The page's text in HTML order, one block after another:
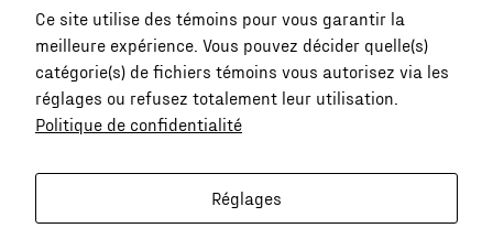
communication@monteregie-
Ce site utilise des témoins pour vous garantir la
meilleure expérience. Vous pouvez décider quelle(s)
catégorie(s) de fichiers témoins vous autorisez via les
réglages ou refusez totalement leur utilisation.
Politique de confidentialité
Réglages
visitez notre
site, vous
augmentez les
chances de